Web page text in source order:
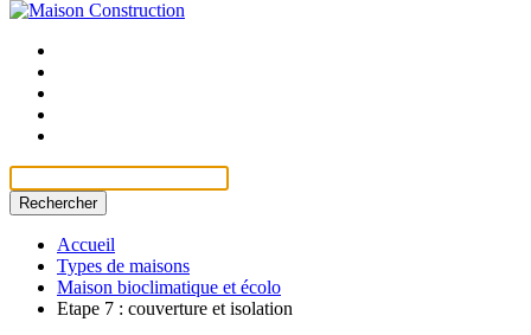
Rechercher
Accueil
Types de maisons
Maison bioclimatique et écolo
Etape 7 : couverture et isolation